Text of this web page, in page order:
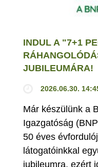
INDUL A "7+1
JUBILEUMÁRA!
2026.06.30.
Már készülünk a
Igazgatóság
50 éves
látogatóinkkal
jubileumra, ezért